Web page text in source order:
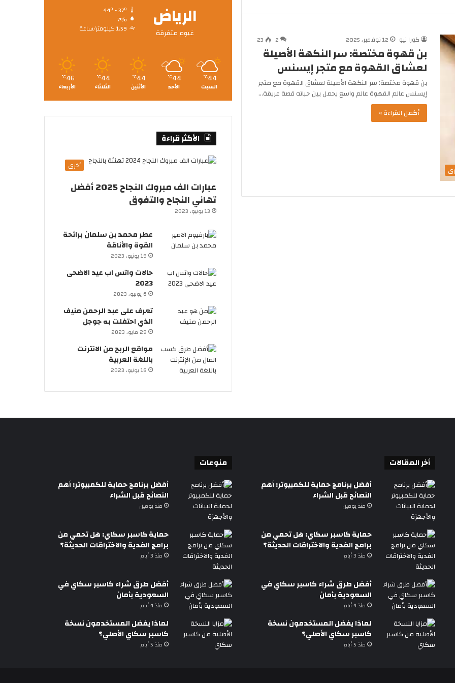
كورا نيو 12 نوفمبر، 2025 2
23
بن قهوة مختصة: سر النكهة الأصيلة
لعشاق القهوة مع متجر إيسنس
بن قهوة مختصة: سر النكهة الأصيلة لعشاق القهوة مع متجر
إيسنس عالم القهوة عالم واسع يحمل بين حباته قصة عريقة…
أكمل القراءة »
الرياض
غيوم متفرقة
7%
1.59 كيلومتر/ساعة
44
℃
السبت
44
℃
الأحد
44
℃
الأثنين
44
℃
الثلاثاء
46
℃
الأربعاء
الأكثر قراءة
أخرى
عبارات الف مبروك النجاح 2025 أفضل
تهاني النجاح والتفوق
13 يونيو، 2023
عطر محمد بن سلمان برائحة
القوة والأناقة
19 يونيو، 2023
حالات واتس اب عيد الاضحى
2023
6 يونيو، 2023
تعرف على عبد الرحمن منيف
الذي احتفلت به جوجل
29 مايو، 2023
مواقع الربح من الانترنت
باللغة العربية
18 يونيو، 2023
أخر المقالات
أفضل برنامج حماية للكمبيوتر: أهم
النصائح قبل الشراء
منذ يومين
حماية كاسبر سكاي: هل تحمي من
برامج الفدية والاختراقات الحديثة؟
منذ 3 أيام
أفضل طرق شراء كاسبر سكاي في
السعودية بأمان
منذ 4 أيام
لماذا يفضل المستخدمون نسخة
كاسبر سكاي الأصلي؟
منذ 5 أيام
منوعات
أفضل برنامج حماية للكمبيوتر: أهم
النصائح قبل الشراء
منذ يومين
حماية كاسبر سكاي: هل تحمي من
برامج الفدية والاختراقات الحديثة؟
منذ 3 أيام
أفضل طرق شراء كاسبر سكاي في
السعودية بأمان
منذ 4 أيام
لماذا يفضل المستخدمون نسخة
كاسبر سكاي الأصلي؟
منذ 5 أيام